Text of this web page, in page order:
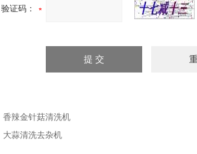
验证码：
香辣金针菇清洗机
大蒜清洗去杂机